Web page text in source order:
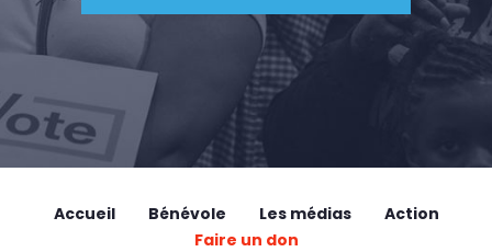
Accueil Bénévole Les médias
Action
Faire un don